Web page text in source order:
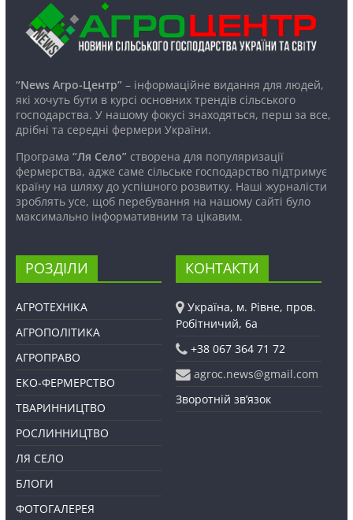
“News Агро-Центр”– інформаційне видання для людей,
які хочуть бути в курсі основних трендів сільського
господарства. У нашому фокусі знаходяться, перш за все,
дрібні та середні фермери України.
Програма “Ля Село”створена для популяризації
фермерства, адже саме сільське господарство підтримує
країну на шляху до успішного розвитку. Наші журналісти
зроблять усе, щоб перебування на нашому сайті було
максимально інформативним та цікавим.
РОЗДІЛИ
АГРОТЕХНІКА
АГРОПОЛІТИКА
АГРОПРАВО
ЕКО-ФЕРМЕРСТВО
ТВАРИННИЦТВО
РОСЛИННИЦТВО
ЛЯ СЕЛО
БЛОГИ
ФОТОГАЛЕРЕЯ
КОНТАКТИ
Україна, м. Рівне, пров.
Робітничий, 6а
+38 067 364 71 72
agroc.news@gmail.com
Зворотній зв’язок